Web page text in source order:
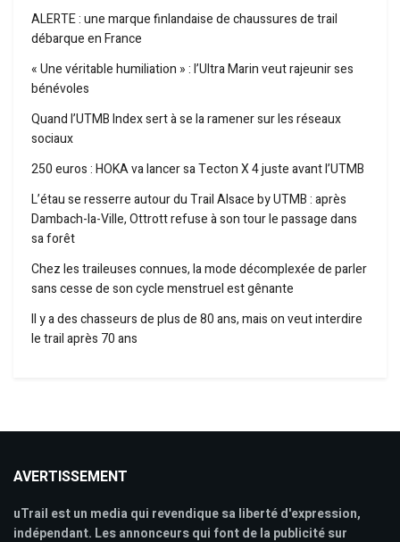
ALERTE : une marque finlandaise de chaussures de trail
débarque en France
« Une véritable humiliation » : l’Ultra Marin veut rajeunir ses
bénévoles
Quand l’UTMB Index sert à se la ramener sur les réseaux
sociaux
250 euros : HOKA va lancer sa Tecton X 4 juste avant l’UTMB
L’étau se resserre autour du Trail Alsace by UTMB : après
Dambach-la-Ville, Ottrott refuse à son tour le passage dans
sa forêt
Chez les traileuses connues, la mode décomplexée de parler
sans cesse de son cycle menstruel est gênante
Il y a des chasseurs de plus de 80 ans, mais on veut interdire
le trail après 70 ans
AVERTISSEMENT
uTrail est un media qui revendique sa liberté d'expression,
indépendant. Les annonceurs qui font de la publicité sur